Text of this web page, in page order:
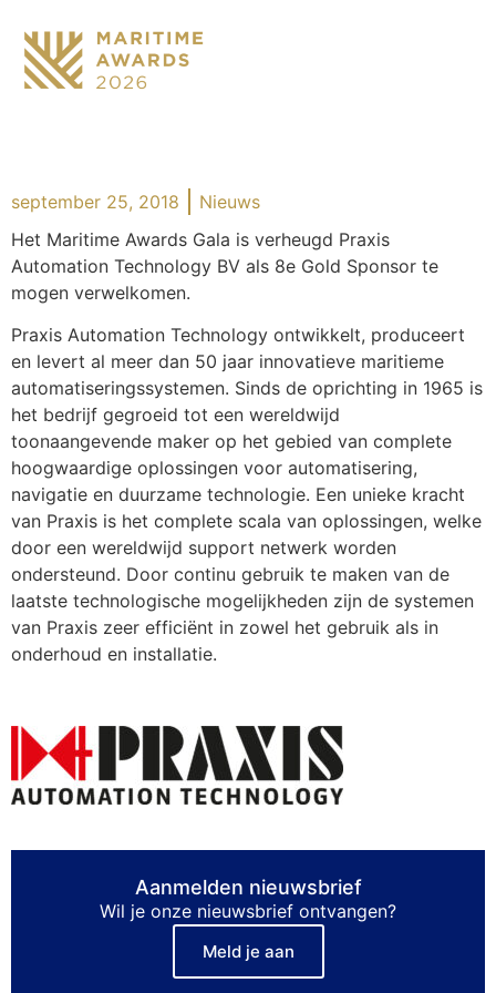
september 25, 2018
Nieuws
Het Maritime Awards Gala is verheugd Praxis
Automation Technology BV als 8e Gold Sponsor te
mogen verwelkomen.
Praxis Automation Technology ontwikkelt, produceert
en levert al meer dan 50 jaar innovatieve maritieme
automatiseringssystemen. Sinds de oprichting in 1965 is
het bedrijf gegroeid tot een wereldwijd
toonaangevende maker op het gebied van complete
hoogwaardige oplossingen voor automatisering,
navigatie en duurzame technologie. Een unieke kracht
van Praxis is het complete scala van oplossingen, welke
door een wereldwijd support netwerk worden
ondersteund. Door continu gebruik te maken van de
laatste technologische mogelijkheden zijn de systemen
van Praxis zeer efficiënt in zowel het gebruik als in
onderhoud en installatie.
Aanmelden nieuwsbrief
Wil je onze nieuwsbrief ontvangen?
Meld je aan